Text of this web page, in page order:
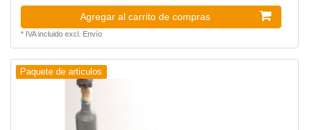
Agregar al carrito de compras
* IVA incluidoexcl. Envío
Paquete de articulos